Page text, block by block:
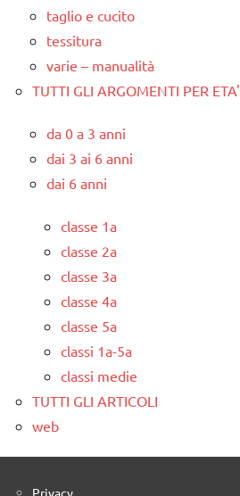
taglio e cucito
tessitura
varie – manualità
TUTTI GLI ARGOMENTI PER ETA'
da 0 a 3 anni
dai 3 ai 6 anni
dai 6 anni
classe 1a
classe 2a
classe 3a
classe 4a
classe 5a
classi 1a-5a
classi medie
TUTTI GLI ARTICOLI
web
Privacy